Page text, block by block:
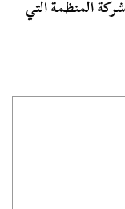
المنظمة التي